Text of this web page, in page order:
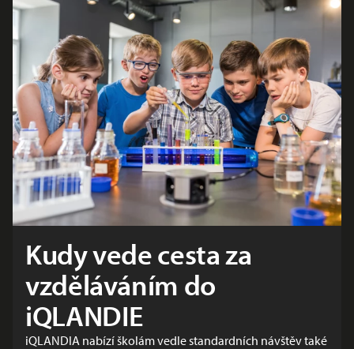
Kudy vede cesta za
vzděláváním do
iQLANDIE
iQLANDIA nabízí školám vedle standardních návštěv také